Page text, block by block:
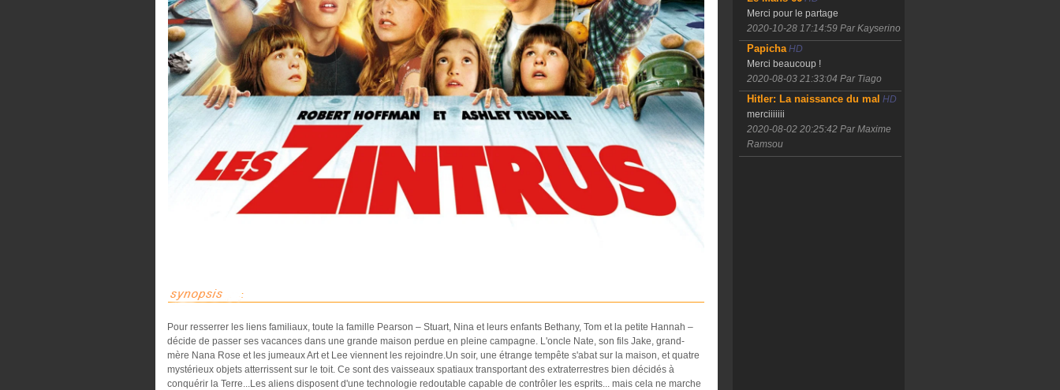
Pour resserrer les liens familiaux, toute la famille Pearson – Stuart, Nina et leurs enfants Bethany, Tom et la petite Hannah –
décide de passer ses vacances dans une grande maison perdue en pleine campagne. L'oncle Nate, son fils Jake, grand-
mère Nana Rose et les jumeaux Art et Lee viennent les rejoindre.Un soir, une étrange tempête s'abat sur la maison, et quatre
mystérieux objets atterrissent sur le toit. Ce sont des vaisseaux spatiaux transportant des extraterrestres bien décidés à
conquérir la Terre...Les aliens disposent d'une technologie redoutable capable de contrôler les esprits... mais cela ne marche
Merci pour le partage
2020-10-28 17:14:59 Par Kayserino
PapichaHD
Merci beaucoup !
2020-08-03 21:33:04 Par Tiago
Hitler: La naissance du mal HD
merciiiiiii
2020-08-02 20:25:42 Par Maxime
Ramsou